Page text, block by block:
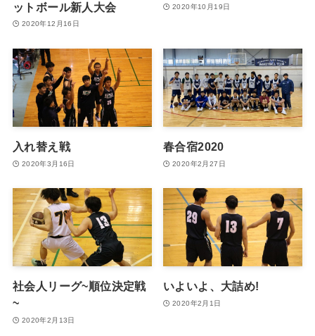
ットボール新人大会
2020年12月16日
2020年10月19日
入れ替え戦
2020年3月16日
春合宿2020
2020年2月27日
社会人リーグ~順位決定戦
~
2020年2月13日
いよいよ、大詰め!
2020年2月1日